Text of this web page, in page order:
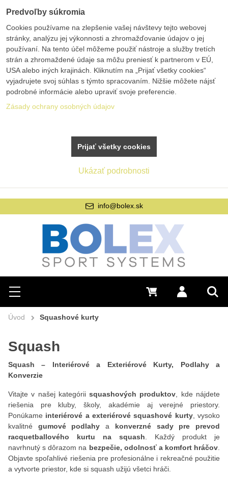
Hľadať
Menu Prihlásiť sa
0 €
info@bolex.sk
Úvod Squashové kurty
Squash
Squash – Interiérové a Exteriérové Kurty, Podlahy a
Konverzie
Vitajte v našej kategóriisquashových produktov , kde nájdete
riešenia pre kluby, školy, akadémie aj verejné priestory.
Ponúkame interiérové a exteriérové squashové kurty, vysoko
kvalitné gumové podlahy a konverzné sady pre prevod
racquetballového kurtu na squash . Každý produkt je
navrhnutý s dôrazom na bezpečie, odolnosť a komfort hráčov
Objavte spoľahlivé riešenia pre profesionálne i rekreačné použitie
a vytvorte priestor, kde si squash užijú všetci hráči.
Predvoľby súkromia
Cookies používame na zlepšenie vašej návštevy tejto webovej
stránky, analýzu jej výkonnosti a zhromažďovanie údajov o jej
používaní. Na tento účel môžeme použiť nástroje a služby tretích
strán a zhromaždené údaje sa môžu preniesť k partnerom v EÚ,
USA alebo iných krajinách. Kliknutím na „Prijať všetky cookies“
vyjadrujete svoj súhlas s týmto spracovaním. Nižšie môžete nájsť
podrobné informácie alebo upraviť svoje preferencie.
Zásady ochrany osobných údajov
Ukázať podrobnosti
Prijať všetky cookies